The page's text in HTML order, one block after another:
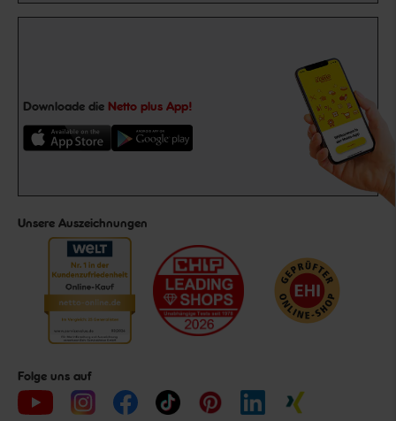
Downloade die Netto plus App!
Unsere Auszeichnungen
Folge uns auf